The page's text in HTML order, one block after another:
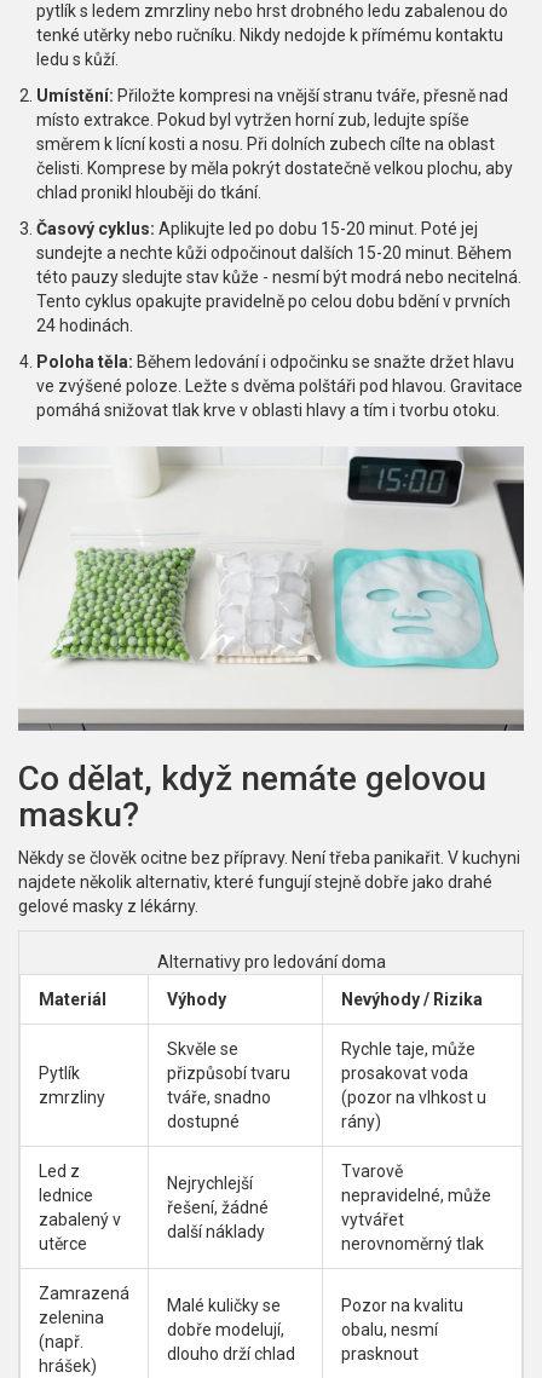
pytlík s ledem zmrzliny nebo hrst drobného ledu zabalenou do
tenké utěrky nebo ručníku. Nikdy nedojde k přímému kontaktu
ledu s kůží.
Umístění: Přiložte kompresi na vnější stranu tváře, přesně nad
místo extrakce. Pokud byl vytržen horní zub, ledujte spíše
směrem k lícní kosti a nosu. Při dolních zubech cílte na oblast
čelisti. Komprese by měla pokrýt dostatečně velkou plochu, aby
chlad pronikl hlouběji do tkání.
Časový cyklus: Aplikujte led po dobu 15-20 minut. Poté jej
sundejte a nechte kůži odpočinout dalších 15-20 minut. Během
této pauzy sledujte stav kůže - nesmí být modrá nebo necitelná.
Tento cyklus opakujte pravidelně po celou dobu bdění v prvních
24 hodinách.
Poloha těla: Během ledování i odpočinku se snažte držet hlavu
ve zvýšené poloze. Ležte s dvěma polštáři pod hlavou. Gravitace
pomáhá snižovat tlak krve v oblasti hlavy a tím i tvorbu otoku.
Co dělat, když nemáte gelovou
masku?
Někdy se člověk ocitne bez přípravy. Není třeba panikařit. V kuchyni
najdete několik alternativ, které fungují stejně dobře jako drahé
gelové masky z lékárny.
Alternativy pro ledování doma
Materiál
Výhody Nevýhody / Rizika
Pytlík
zmrzliny
Skvěle se
přizpůsobí tvaru
tváře, snadno
dostupné
Rychle taje, může
prosakovat voda
(pozor na vlhkost u
rány)
Led z
lednice
zabalený v
utěrce
Nejrychlejší
řešení, žádné
další náklady
Tvarově
nepravidelné, může
vytvářet
nerovnoměrný tlak
Zamrazená
zelenina
(např.
hrášek)
Malé kuličky se
dobře modelují,
dlouho drží chlad
Pozor na kvalitu
obalu, nesmí
prasknout